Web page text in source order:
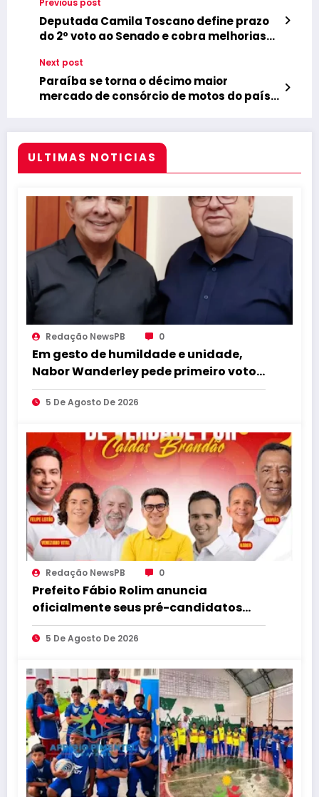
Previous post
Deputada Camila Toscano define prazo
do 2º voto ao Senado e cobra melhorias
Next post
Paraíba se torna o décimo maior
mercado de consórcio de motos do país,
ULTIMAS NOTICIAS
Redação NewsPB 0
Em gesto de humildade e unidade,
Nabor Wanderley pede primeiro voto
para João Azevêdo e reforça
compromisso com o projeto
5 De Agosto De 2026
Redação NewsPB 0
Prefeito Fábio Rolim anuncia
oficialmente seus pré-candidatos
para as eleições e afirma que escolha
é baseada em trabalho com o
Brandão-PB
5 De Agosto De 2026